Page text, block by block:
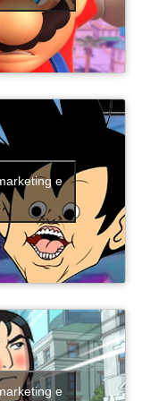
que a
de
defesa de áreas
estratégias
a testar
sempre o mesmo
de dados
você coleta
atinge o nível
em um
do universo
e
e